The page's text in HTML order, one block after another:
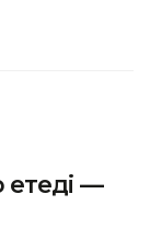
етеді —